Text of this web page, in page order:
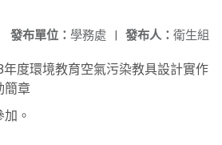
發布人： 衛生組
發布單位： 學務處 |
度環境教育空氣污染教具設計實作
簡章
。